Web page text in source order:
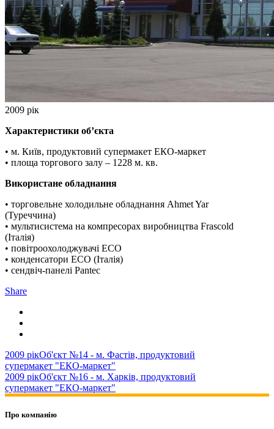
2009 рік
Характеристики об’єкта
• м. Київ, продуктовий супермакет ЕКО-маркет
• площа торгового залу – 1228 м. кв.
Використане обладнання
• торговельне холодильне обладнання Ahmet Yar
(Туреччина)
• мультисистема на компресорах виробництва Frascold
(Італія)
• повітроохолоджувачі ECO
• конденсатори ЕСО (Італія)
• сендвіч-панелі Pantec
Share
2009 рікОб'єкт №14 - м. Фастів, продуктовий
супермакет "ЕКО-маркет"
2009 рікОб'єкт №16 - м. Харків, продуктовий
супермакет "ЕКО-маркет"
Про компанію